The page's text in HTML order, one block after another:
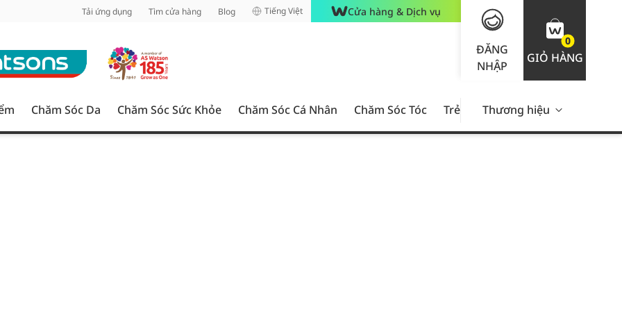
Tải ứng dụng Tìm cửa hàng Blog Tiếng Việt Cửa hàng & Dịch vụ
ĐĂNG
NHẬP
0
GIỎ HÀNG
Chăm Sóc Da Chăm Sóc Sức Khỏe Chăm Sóc Cá Nhân Chăm Sóc Tóc Trẻ Em Nam Giới Chăm Sóc
Thương hiệu